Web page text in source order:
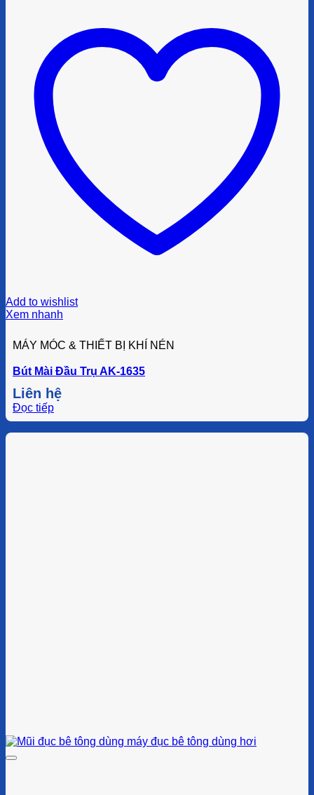
Add to wishlist
Xem nhanh
MÁY MÓC & THIẾT BỊ KHÍ NÉN
Bút Mài Đầu Trụ AK-1635
Liên hệ
Đọc tiếp